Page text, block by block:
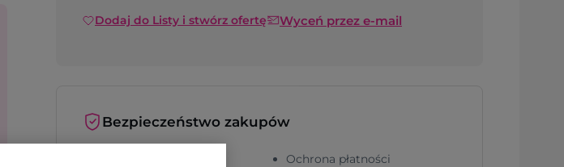
Dodaj do Listy i stwórz ofertę Wyceń przez e-mail
Bezpieczeństwo zakupów
Ochrona płatności